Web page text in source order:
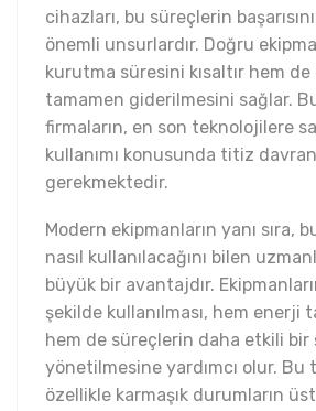
cihazları, bu süreçlerin
önemli unsurlardır. Doğru
kurutma süresini kısaltır hem
tamamen giderilmesini sağlar.
firmaların, en son teknolojilere
kullanımı konusunda titiz
gerekmektedir.
Modern ekipmanların yanı sıra,
nasıl kullanılacağını bilen
büyük bir avantajdır.
şekilde kullanılması, hem enerji
hem de süreçlerin daha etkili bir
yönetilmesine yardımcı olur. Bu
özellikle karmaşık durumların